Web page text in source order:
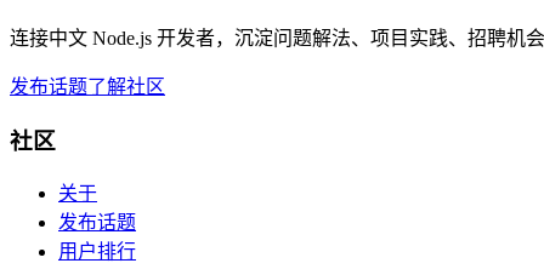
连接中文 Node.js 开发者，沉淀问题解法、项目实践、招聘机会
发布话题了解社区
社区
关于
发布话题
用户排行